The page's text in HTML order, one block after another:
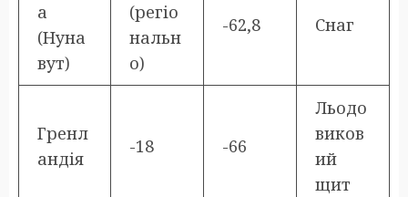
а
(Нуна
вут)
(регіо
нальн
о)
-62,8 Снаг
Гренл
андія
-18 -66
Льодо
виков
ий
щит